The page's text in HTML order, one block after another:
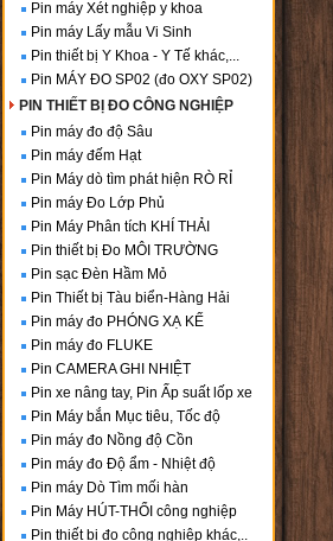
Pin máy Xét nghiệp y khoa
Pin máy Lấy mẫu Vi Sinh
Pin thiết bị Y Khoa - Y Tế khác,...
Pin MÁY ĐO SP02 (đo OXY SP02)
PIN THIẾT BỊ ĐO CÔNG NGHIỆP
Pin máy đo độ Sâu
Pin máy đếm Hạt
Pin Máy dò tìm phát hiện RÒ RỈ
Pin máy Đo Lớp Phủ
Pin Máy Phân tích KHÍ THẢI
Pin thiết bị Đo MÔI TRƯỜNG
Pin sạc Đèn Hầm Mỏ
Pin Thiết bị Tàu biển-Hàng Hải
Pin máy đo PHÓNG XẠ KẾ
Pin máy đo FLUKE
Pin CAMERA GHI NHIỆT
Pin xe nâng tay, Pin Ấp suất lốp xe
Pin Máy bắn Mục tiêu, Tốc độ
Pin máy đo Nồng độ Cồn
Pin máy đo Độ ẩm - Nhiệt độ
Pin máy Dò Tìm mối hàn
Pin Máy HÚT-THỔI công nghiệp
Pin thiết bị đo công nghiệp khác,..